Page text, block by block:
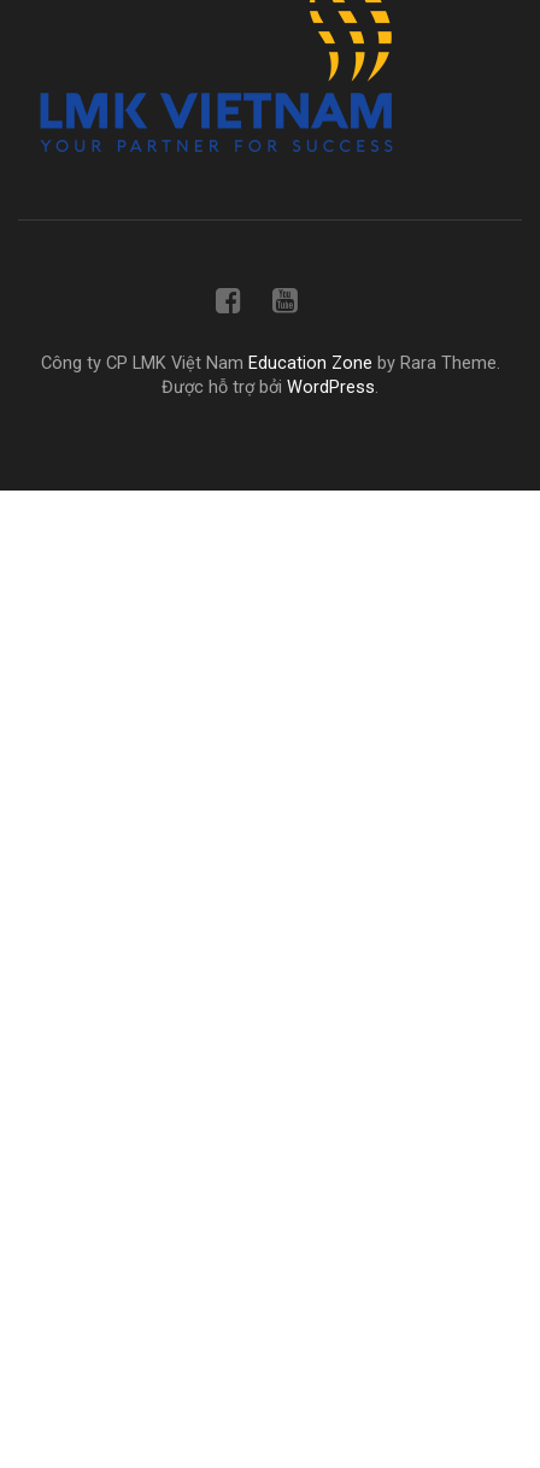
Công ty CP LMK Việt Nam Education Zone by Rara Theme.
Được hỗ trợ bởi WordPress.